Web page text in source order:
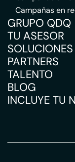
Campañas en
GRUPO QDQ
TU ASESOR
PARTNERS
TALENTO
BLOG
INCLUYE TU